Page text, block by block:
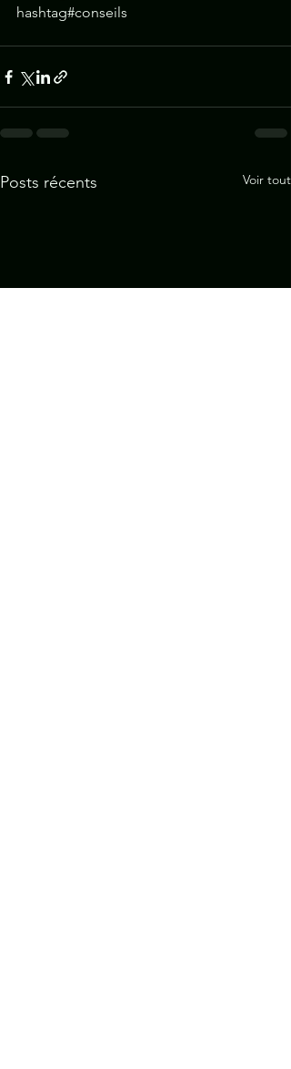
hashtag#conseils
Posts récents Voir tout